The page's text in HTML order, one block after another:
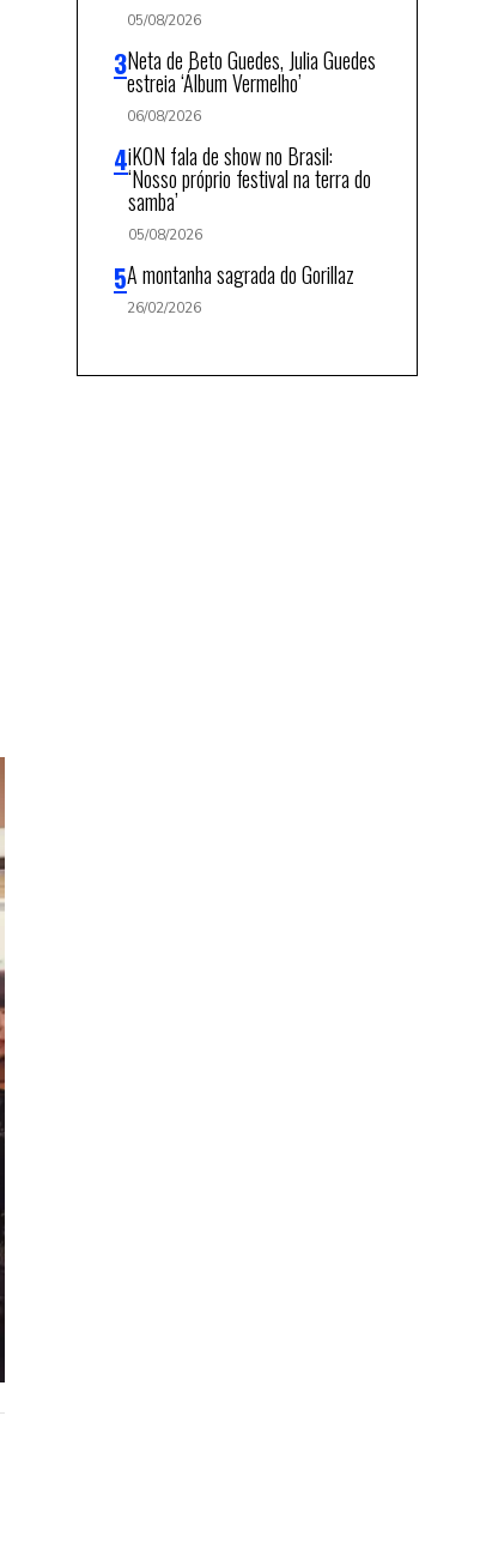
05/08/2026
Neta de Beto Guedes, Julia Guedes
estreia ‘Álbum Vermelho’
06/08/2026
iKON fala de show no Brasil:
‘Nosso próprio festival na terra do
samba’
05/08/2026
A montanha sagrada do Gorillaz
26/02/2026